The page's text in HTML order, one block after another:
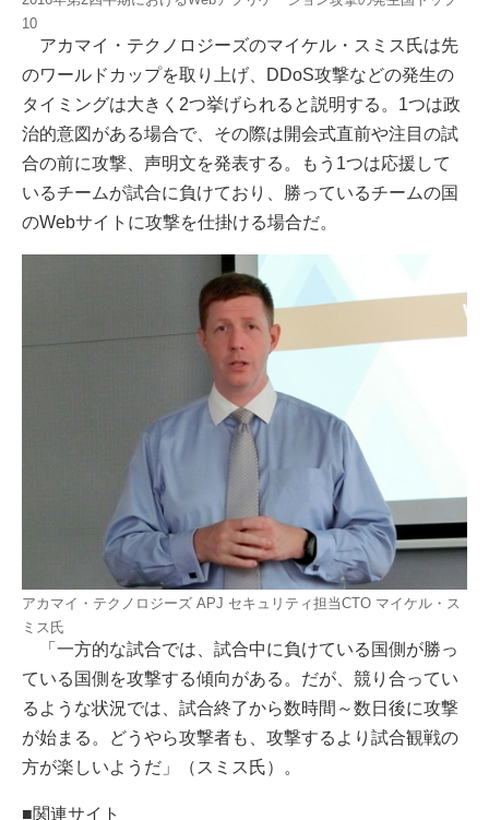
10
アカマイ・テクノロジーズのマイケル・スミス氏は先
のワールドカップを取り上げ、DDoS攻撃などの発生の
タイミングは大きく2つ挙げられると説明する。1つは政
治的意図がある場合で、その際は開会式直前や注目の試
合の前に攻撃、声明文を発表する。もう1つは応援して
いるチームが試合に負けており、勝っているチームの国
のWebサイトに攻撃を仕掛ける場合だ。
アカマイ・テクノロジーズ APJ セキュリティ担当CTO マイケル・ス
ミス氏
「一方的な試合では、試合中に負けている国側が勝っ
ている国側を攻撃する傾向がある。だが、競り合ってい
るような状況では、試合終了から数時間～数日後に攻撃
が始まる。どうやら攻撃者も、攻撃するより試合観戦の
方が楽しいようだ」（スミス氏）。
■関連サイト